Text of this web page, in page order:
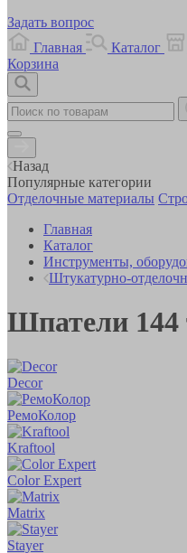
Задать вопрос
Главная
Каталог
Корзина
Назад
Популярные категории
Отделочные материалы
Главная
Каталог
Инструменты,
Штукатурно-
Шпатели 144
Decor
РемоКолор
Kraftool
Color Expert
Matrix
Stayer